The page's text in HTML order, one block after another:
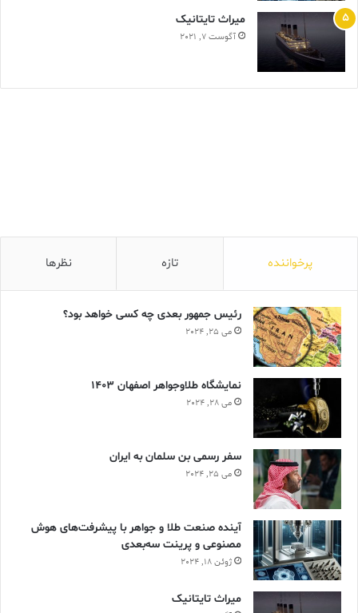
ميراث تايتانيک
آگوست 7, 2021
پرخواننده تازه نظرها
رئیس جمهور بعدی چه کسی خواهد بود؟
می 25, 2024
نمایشگاه طلاوجواهر اصفهان 1403
می 28, 2024
سفر رسمی بن سلمان به ایران
می 25, 2024
آینده صنعت طلا و جواهر با پیشرفت‌های هوش
مصنوعی و پرینت سه‌بعدی
ژوئن 18, 2024
ميراث تايتانيک